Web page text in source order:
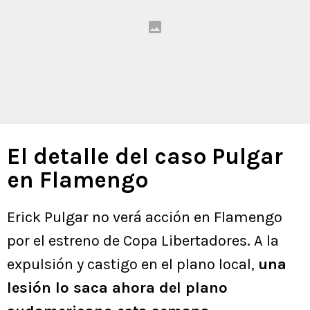
El detalle del caso Pulgar
en Flamengo
Erick Pulgar no verá acción en Flamengo
por el estreno de Copa Libertadores. A la
expulsión y castigo en el plano local, una
lesión lo saca ahora del plano